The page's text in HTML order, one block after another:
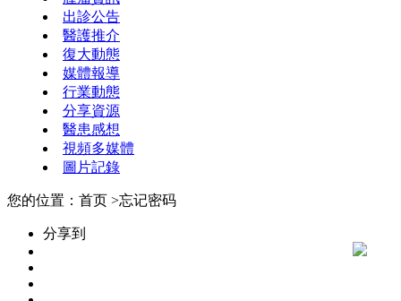
出診公告
醫護推介
復大動態
媒體報導
行業動態
分享資源
醫患感想
視頻多媒體
圖片記錄
您的位置：首页 >忘记密码
分享到